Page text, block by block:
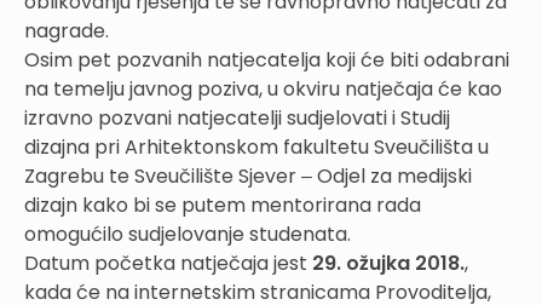
nagrade.
Osim pet pozvanih natjecatelja koji će biti odabrani
na temelju javnog poziva, u okviru natječaja će kao
izravno pozvani natjecatelji sudjelovati i Studij
dizajna pri Arhitektonskom fakultetu Sveučilišta u
Zagrebu te Sveučilište Sjever ‒ Odjel za medijski
dizajn kako bi se putem mentorirana rada
omogućilo sudjelovanje studenata.
Datum početka natječaja jest 29. ožujka 2018.,
kada će na internetskim stranicama Provoditelja,